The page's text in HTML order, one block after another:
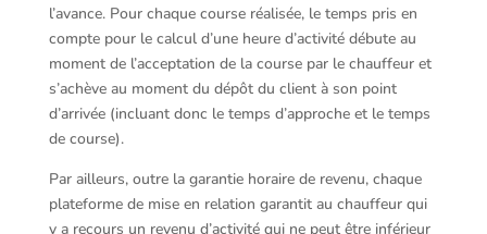
l’avance. Pour chaque course réalisée, le temps pris en
compte pour le calcul d’une heure d’activité débute au
moment de l’acceptation de la course par le chauffeur et
s’achève au moment du dépôt du client à son point
d’arrivée (incluant donc le temps d’approche et le temps
de course).
Par ailleurs, outre la garantie horaire de revenu, chaque
plateforme de mise en relation garantit au chauffeur qui
y a recours un revenu d’activité qui ne peut être inférieur